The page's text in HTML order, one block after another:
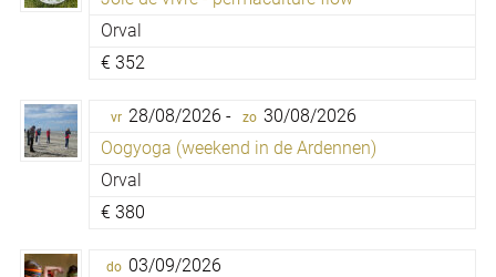
Orval
€ 352
vr 28/08/2026 - zo 30/08/2026
Oogyoga (weekend in de Ardennen)
Orval
€ 380
do 03/09/2026